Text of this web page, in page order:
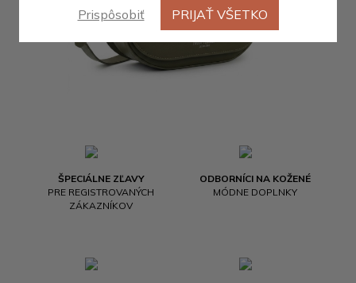
ŠPECIÁLNE ZĽAVY
PRE REGISTROVANÝCH
ZÁKAZNÍKOV
ODBORNÍCI NA KOŽENÉ
MÓDNE DOPLNKY
Prispôsobiť PRIJAŤ VŠETKO